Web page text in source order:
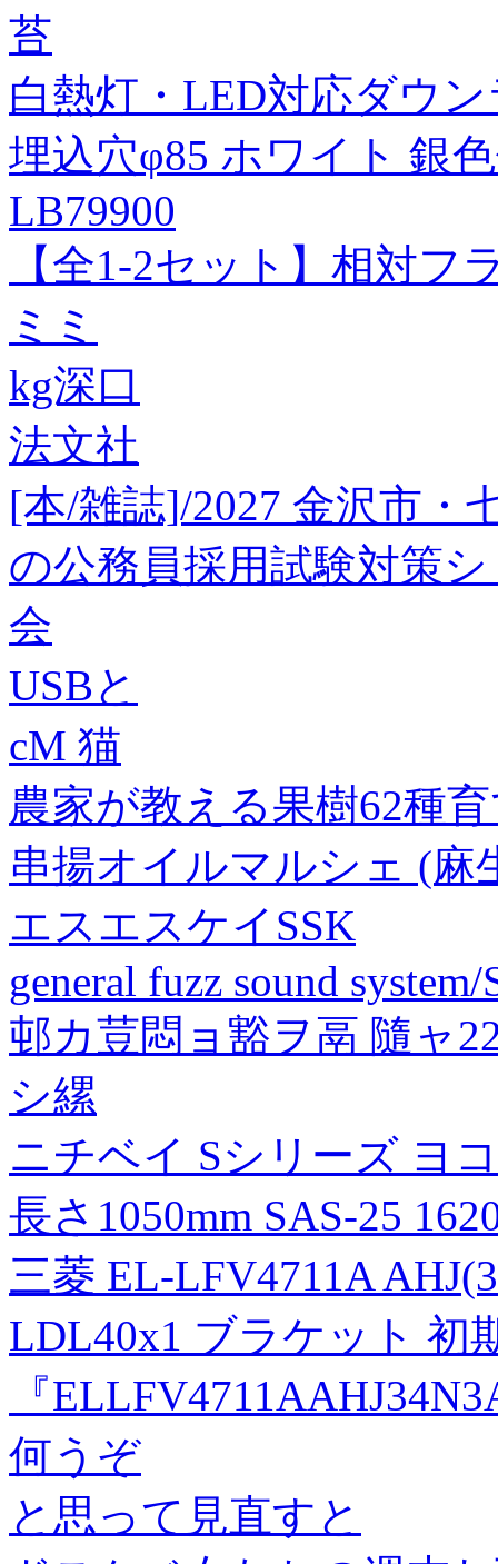
苔
白熱灯・LED対応ダウ
埋込穴φ85 ホワイト 銀
LB79900
【全1-2セット】相対
ミミ
kg深口
法文社
[本/雑誌]/2027 金沢市・
の公務員採用試験対策
会
USBと
cM 猫
農家が教える果樹62種
串揚オイルマルシェ (麻
エスエスケイSSK
general fuzz sound
邨カ荳悶ョ豁ヲ鬲 隨ャ
シ縲
ニチベイ Sシリーズ ヨ
長さ1050mm SAS-25
三菱 EL-LFV4711A
LDL40x1 ブラケット 初
『
何うぞ
と思って見直すと